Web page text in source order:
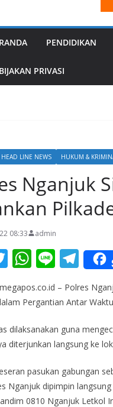
PENDIDIKAN
PRIVASI
HEAD LINE NEWS HUKUM &
Nganjuk
08:33 admin
T
itt
W
at
s
A
p
p
Li
e
T
el
e
a
m
– Polres
Pergantian Antar
dilaksanakan guna
diterjunkan langsung ke
pasukan gabungan
Nganjuk dipimpin
0810 Nganjuk Letkol